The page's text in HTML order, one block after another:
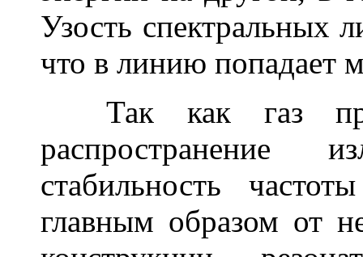
Узость спектральных
что в линию попадает
Так как газ
распространение
стабильность
главным образом от